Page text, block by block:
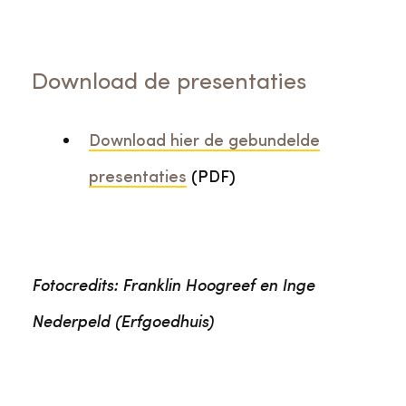
Download de presentaties
Download hier de gebundelde
presentaties (PDF)
Fotocredits: Franklin Hoogreef en Inge
Nederpeld (Erfgoedhuis)